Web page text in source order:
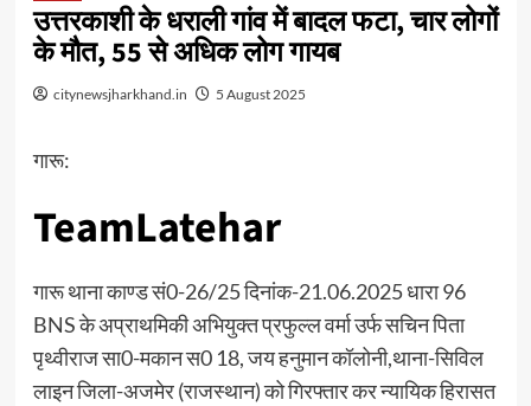
उत्तरकाशी के धराली गांव में बादल फटा, चार लोगों
के मौत, 55 से अधिक लोग गायब
citynewsjharkhand.in 5 August 2025
गारू:
TeamLatehar
गारू थाना काण्ड सं0-26/25 दिनांक-21.06.2025 धारा 96
BNS के अप्राथमिकी अभियुक्त प्रफुल्ल वर्मा उर्फ सचिन पिता
पृथ्वीराज सा0-मकान स0 18, जय हनुमान कॉलोनी,थाना-सिविल
लाइन जिला-अजमेर (राजस्थान) को गिरफ्तार कर न्यायिक हिरासत